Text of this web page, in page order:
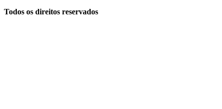
Todos os direitos reservados